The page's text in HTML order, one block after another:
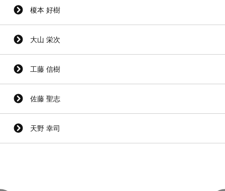
榎本 好樹
大山 栄次
工藤 信樹
佐藤 聖志
天野 幸司